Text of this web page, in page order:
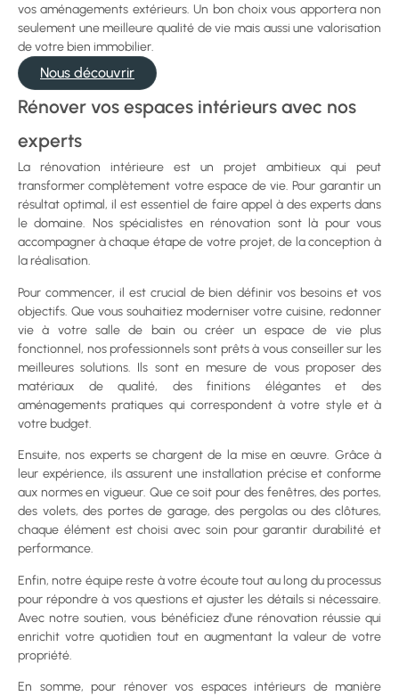
vos aménagements extérieurs. Un bon choix vous apportera non
seulement une meilleure qualité de vie mais aussi une valorisation
de votre bien immobilier.
Nous découvrir
Rénover vos espaces intérieurs avec nos
experts
La rénovation intérieure est un projet ambitieux qui peut
transformer complètement votre espace de vie. Pour garantir un
résultat optimal, il est essentiel de faire appel à des experts dans
le domaine. Nos spécialistes en rénovation sont là pour vous
accompagner à chaque étape de votre projet, de la conception à
la réalisation.
Pour commencer, il est crucial de bien définir vos besoins et vos
objectifs. Que vous souhaitiez moderniser votre cuisine, redonner
vie à votre salle de bain ou créer un espace de vie plus
fonctionnel, nos professionnels sont prêts à vous conseiller sur les
meilleures solutions. Ils sont en mesure de vous proposer des
matériaux de qualité, des finitions élégantes et des
aménagements pratiques qui correspondent à votre style et à
votre budget.
Ensuite, nos experts se chargent de la mise en œuvre. Grâce à
leur expérience, ils assurent une installation précise et conforme
aux normes en vigueur. Que ce soit pour des fenêtres, des portes,
des volets, des portes de garage, des pergolas ou des clôtures,
chaque élément est choisi avec soin pour garantir durabilité et
performance.
Enfin, notre équipe reste à votre écoute tout au long du processus
pour répondre à vos questions et ajuster les détails si nécessaire.
Avec notre soutien, vous bénéficiez d’une rénovation réussie qui
enrichit votre quotidien tout en augmentant la valeur de votre
propriété.
En somme, pour rénover vos espaces intérieurs de manière